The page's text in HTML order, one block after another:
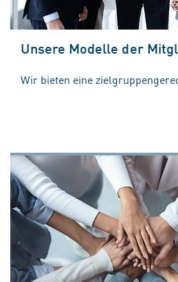
Unsere Modelle der
Wir bieten eine